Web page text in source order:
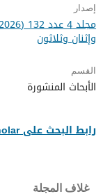
إصدار
وإثنان وثلاثون
القسم
الأبحاث المنشورة
رابط البحث على google scholar
غلاف المجلة